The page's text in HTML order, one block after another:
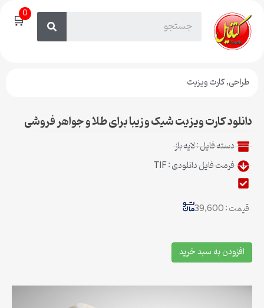
🛒0
طراحی,کارت ویزیت
دانلود کارت ویزیت شیک و زیبا برای طلا و جواهر فروشی
دسته فایل :لایه باز
فرمت فایل دانلودی : TIF
قیمت : 39,600
افزودن به سبد خرید